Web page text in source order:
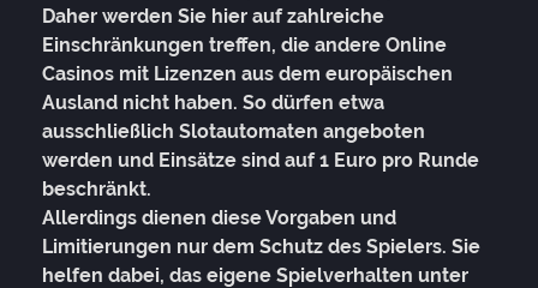
Daher werden Sie hier auf zahlreiche
Einschränkungen treffen, die andere Online
Casinos mit Lizenzen aus dem europäischen
Ausland nicht haben. So dürfen etwa
ausschließlich Slotautomaten angeboten
werden und Einsätze sind auf 1 Euro pro Runde
beschränkt.
Allerdings dienen diese Vorgaben und
Limitierungen nur dem Schutz des Spielers. Sie
helfen dabei, das eigene Spielverhalten unter